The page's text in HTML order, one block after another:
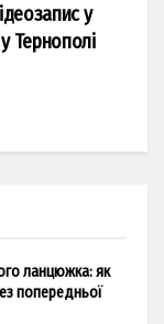
у
Тернополі
ланцюжка: як
попередньої